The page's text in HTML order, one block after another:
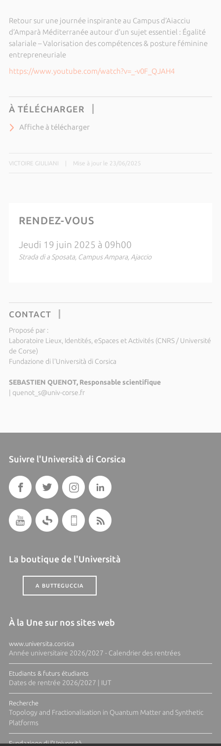
Retour sur une journée inspirante au Campus d’Aiacciu
d’Amparà Méditerranée autour d’un sujet essentiel : Égalité
salariale – Valorisation des compétences & posture féminine
entrepreneuriale
https://www.youtube.com/watch?v=_-v0F_QJAH4
À TÉLÉCHARGER
Affiche à télécharger
VICTOIRE GIULIANI Mise à jour le 23/06/2025
RENDEZ-VOUS
Jeudi 19 juin 2025 à 09h00
Strada di a Sposata, Campus Ampara, Ajaccio
CONTACT
Proposé par :
Laboratoire Lieux, Identités, eSpaces et Activités (CNRS / Université
de Corse)
Fundazione di l'Università di Corsica
SEBASTIEN QUENOT, Responsable scientifique
| quenot_s@univ-corse.fr
Suivre l'Università di Corsica
La boutique de l'Università
A BUTTEGUCCIA
À la Une sur nos sites web
www.universita.corsica
Année universitaire 2026/2027 - Calendrier des rentrées
Etudiants & futurs étudiants
Dates de rentrée 2026/2027 | IUT
Recherche
Topology and Fractionalisation in Quantum Matter and Synthetic
Platforms
Fundazione di l'Università